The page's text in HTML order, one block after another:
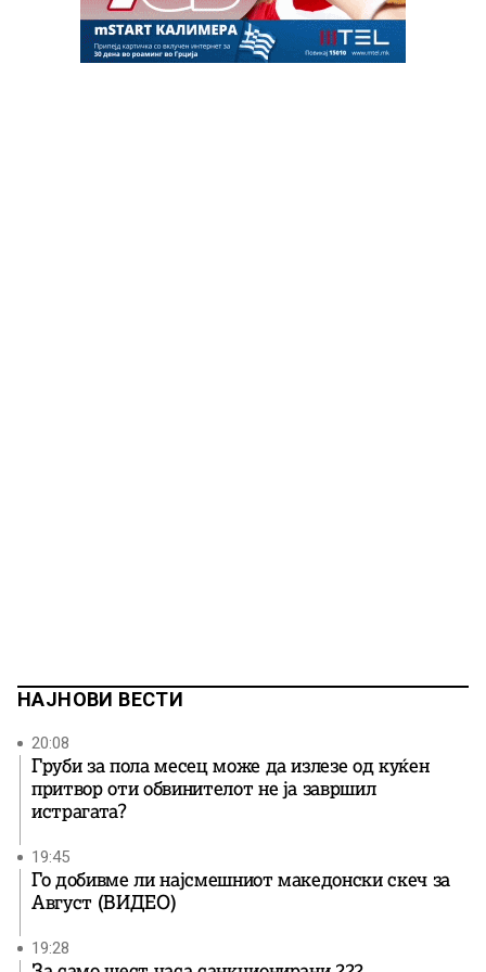
НАЈНОВИ ВЕСТИ
20:08
Груби за пола месец може да излезе од куќен
притвор оти обвинителот не ја завршил
истрагата?
19:45
Го добивме ли најсмешниот македонски скеч за
Август (ВИДЕО)
19:28